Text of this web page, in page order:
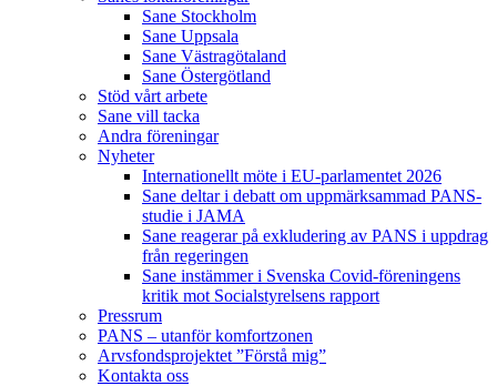
Sane Stockholm
Sane Uppsala
Sane Västragötaland
Sane Östergötland
Stöd vårt arbete
Sane vill tacka
Andra föreningar
Nyheter
Internationellt möte i EU-parlamentet 2026
Sane deltar i debatt om uppmärksammad PANS-
studie i JAMA
Sane reagerar på exkludering av PANS i uppdrag
från regeringen
Sane instämmer i Svenska Covid-föreningens
kritik mot Socialstyrelsens rapport
Pressrum
PANS – utanför komfortzonen
Arvsfondsprojektet ”Förstå mig”
Kontakta oss